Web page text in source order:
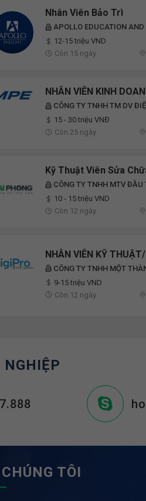
Nhân Viên Bảo Trì
APOLLO EDUCATION
12-15 triệu VND
Còn 15 ngày
NHÂN VIÊN KINH
CÔNG TY TNHH TM DV
15 - 30 triệu VNĐ
Còn 25 ngày
Kỹ Thuật Viên Sửa
CÔNG TY TNHH MTV ĐẦU
10 - 15 triệu VND
Còn 12 ngày
NHÂN VIÊN KỸ
CÔNG TY TNHH MỘT
9-15 triệu VND
Còn 12 ngày
NGHIỆP
TÔI